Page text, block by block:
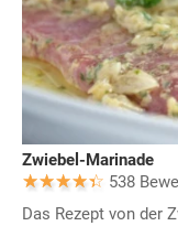
Zwiebel-Marinade
538
Das Rezept von der